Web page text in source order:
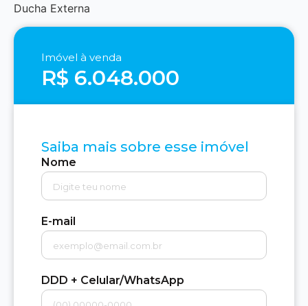
Ducha Externa
Imóvel à venda
R$ 6.048.000
Saiba mais sobre esse imóvel
Nome
E-mail
DDD + Celular/WhatsApp